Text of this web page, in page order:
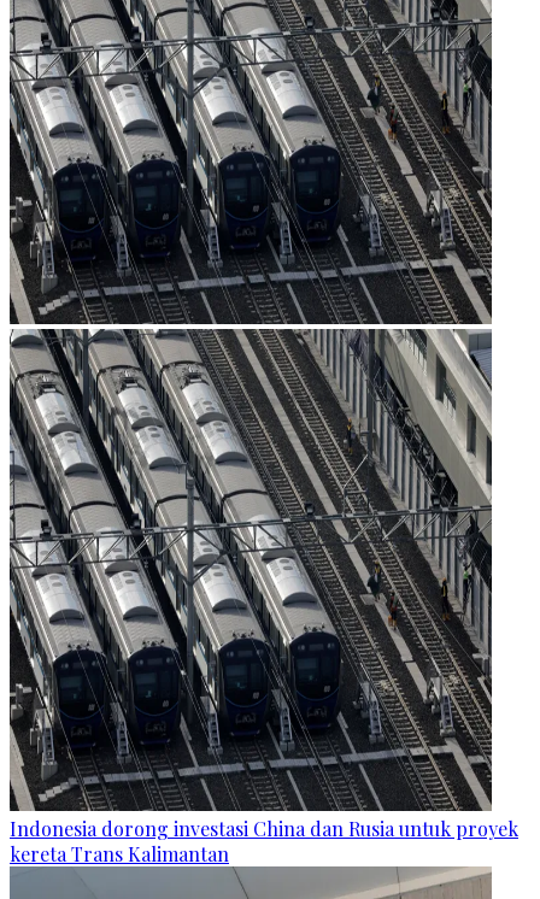
Indonesia dorong investasi China dan Rusia untuk proyek
kereta Trans Kalimantan